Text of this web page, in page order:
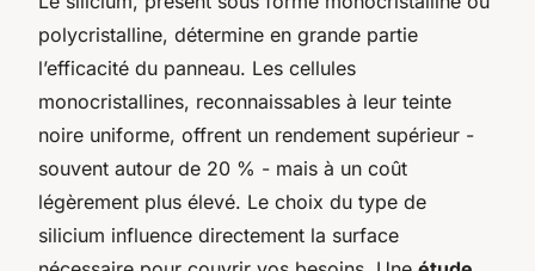
polycristalline, détermine en grande partie
l’efficacité du panneau. Les cellules
monocristallines, reconnaissables à leur teinte
noire uniforme, offrent un rendement supérieur -
souvent autour de 20 % - mais à un coût
légèrement plus élevé. Le choix du type de
silicium influence directement la surface